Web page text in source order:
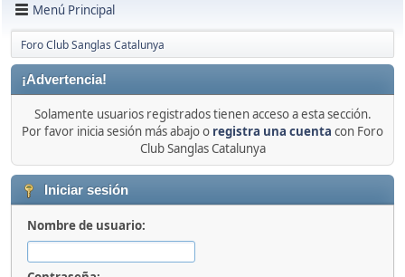
Menú Principal
Foro Club Sanglas Catalunya
¡Advertencia!
Solamente usuarios registrados tienen acceso a esta sección.
Por favor inicia sesión más abajo o registra una cuenta con Foro
Club Sanglas Catalunya
Iniciar sesión
Nombre de usuario: